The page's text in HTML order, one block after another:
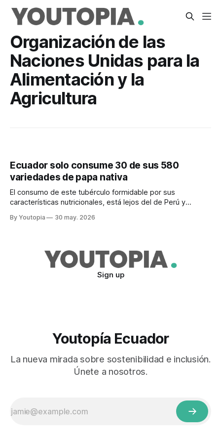
Organización de las
Naciones Unidas para la
Alimentación y la
Agricultura
Ecuador solo consume 30 de sus 580
variedades de papa nativa
El consumo de este tubérculo formidable por sus
características nutricionales, está lejos del de Perú y
preocupantes
By Youtopia 30 may. 2026
Sign up
Youtopía Ecuador
La nueva mirada sobre sostenibilidad e inclusión.
Únete a nosotros.